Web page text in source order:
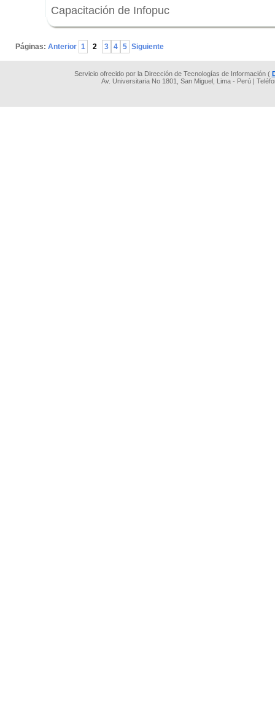
Capacitación de Infopuc
Páginas: Anterior 1 2 3 4 5 Siguiente
Servicio ofrecido por la Dirección de Tecnologías de Información (
Av. Universitaria No 1801, San Miguel, Lima - Perú |